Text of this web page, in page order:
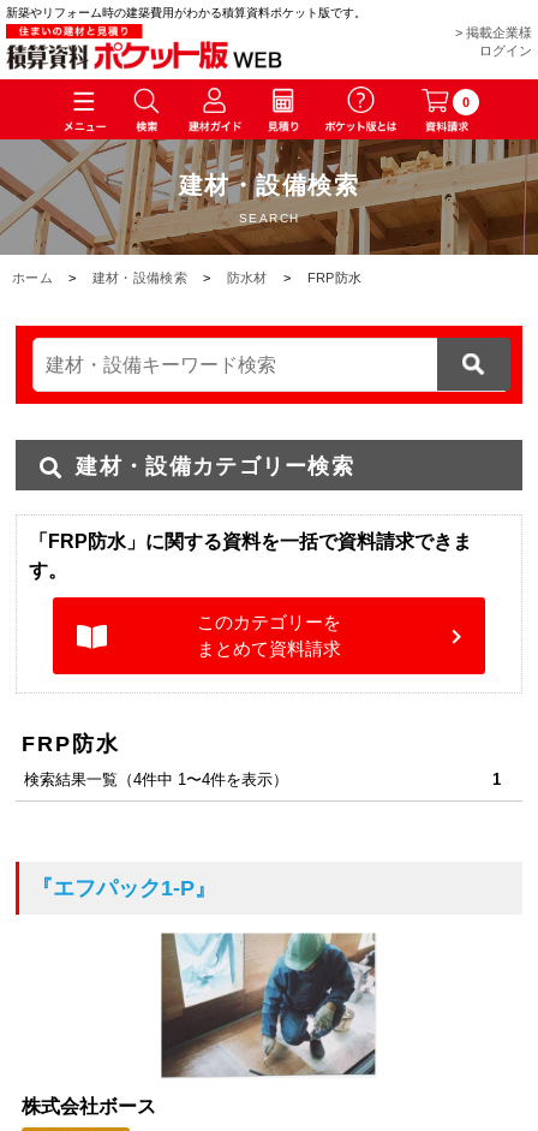
新築やリフォーム時の建築費用がわかる積算資料ポケット版です。
> 掲載企業様
ログイン
0
建材・設備検索
SEARCH
ホーム > 建材・設備検索 > 防水材 > FRP防水
建材・設備カテゴリー検索
「FRP防水」に関する資料を一括で資料請求できま
す。
このカテゴリーを
まとめて資料請求
FRP防水
検索結果一覧（4件中 1〜4件を表示） 1
『エフパック1-P』
株式会社ボース